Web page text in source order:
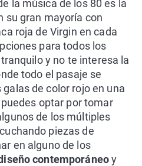
la música de los 80 es la
su gran mayoría con
roja de Virgin en cada
para todos los
y no te interesa la
todo el pasaje se
de color rojo en una
optar por tomar
de los múltiples
piezas de
en alguno de los
contemporáneoy